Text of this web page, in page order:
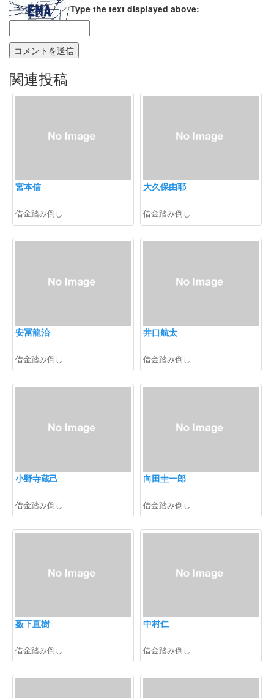
Type the text displayed above:
関連投稿
宮本信
借金踏み倒し
大久保由耶
借金踏み倒し
安冨龍治
借金踏み倒し
井口航太
借金踏み倒し
小野寺蔵己
借金踏み倒し
向田圭一郎
借金踏み倒し
薮下直樹
借金踏み倒し
中村仁
借金踏み倒し